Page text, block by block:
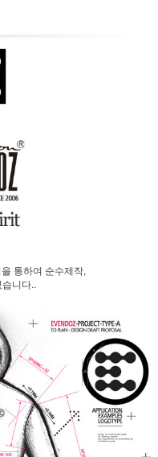
통하여 순수제작,
니다..